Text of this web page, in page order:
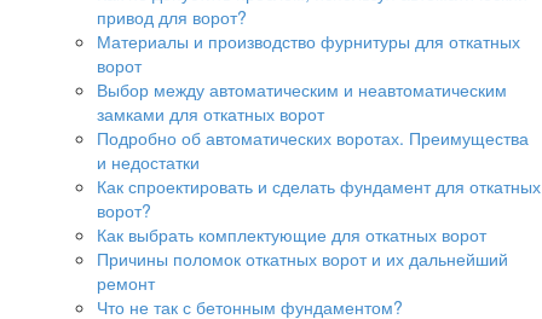
привод для ворот?
Материалы и производство фурнитуры для откатных
ворот
Выбор между автоматическим и неавтоматическим
замками для откатных ворот
Подробно об автоматических воротах. Преимущества
и недостатки
Как спроектировать и сделать фундамент для откатных
ворот?
Как выбрать комплектующие для откатных ворот
Причины поломок откатных ворот и их дальнейший
ремонт
Что не так с бетонным фундаментом?